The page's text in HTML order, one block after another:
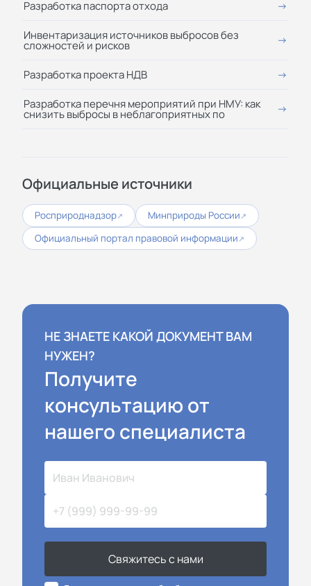
Разработка паспорта отхода
Инвентаризация источников выбросов без
сложностей и рисков
Разработка проекта НДВ
Разработка перечня мероприятий при НМУ: как
снизить выбросы в неблагоприятных по
Официальные источники
Росприроднадзор↗ Минприроды России ↗
Официальный портал правовой информации ↗
НЕ ЗНАЕТЕ КАКОЙ ДОКУМЕНТ ВАМ
НУЖЕН?
Получите
консультацию от
нашего специалиста
Свяжитесь с нами